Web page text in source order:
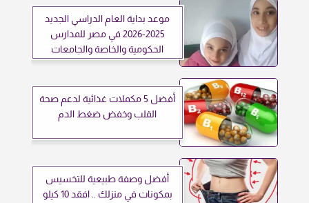
موعد بداية العام الدراسي الجديد
2025-2026 في مصر للمدارس
الحكومية والخاصة والجامعات
أفضل 5 مكملات غذائية لدعم صحة
القلب وخفض ضغط الدم
أفضل وصفة طبيعية للتخسيس
بمكونات في منزلك .. افقد 10 كيلو